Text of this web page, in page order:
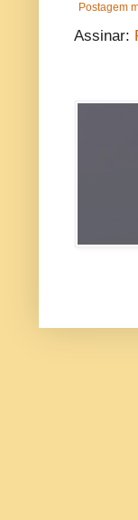
Postagem
Assinar: